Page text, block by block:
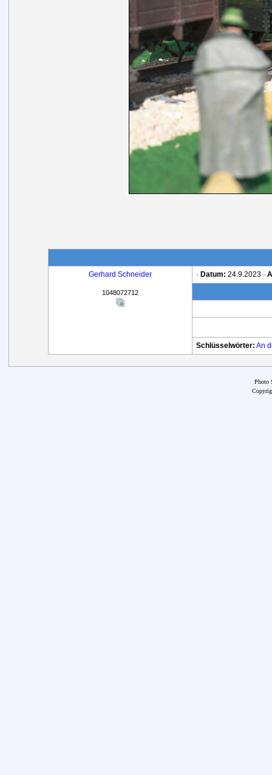
Gerhard Schneider
1048072712
· Datum: 24.9.2023 ·
Schlüsselwörter: An
Photo